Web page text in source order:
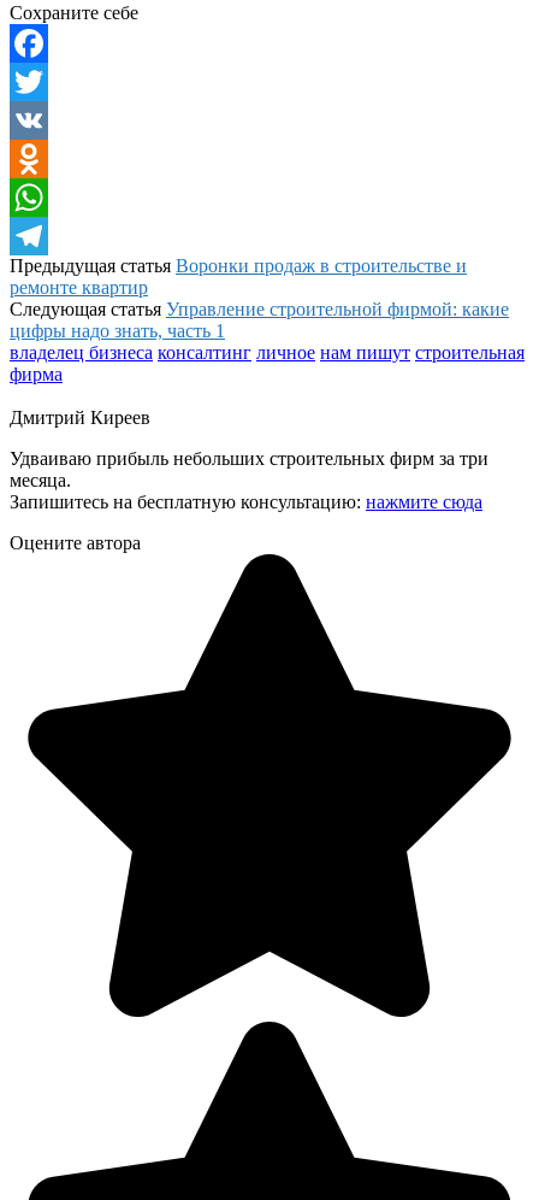
Сохраните себе
Facebook
Twitter
VK
Odnoklassniki
WhatsApp
Telegram
Предыдущая статья Воронки продаж в строительстве и
ремонте квартир
Следующая статья Управление строительной фирмой: какие
цифры надо знать, часть 1
владелец бизнеса консалтинг личное нам пишут строительная
фирма
Дмитрий Киреев
Удваиваю прибыль небольших строительных фирм за три
месяца.
Запишитесь на бесплатную консультацию: нажмите сюда
Оцените автора